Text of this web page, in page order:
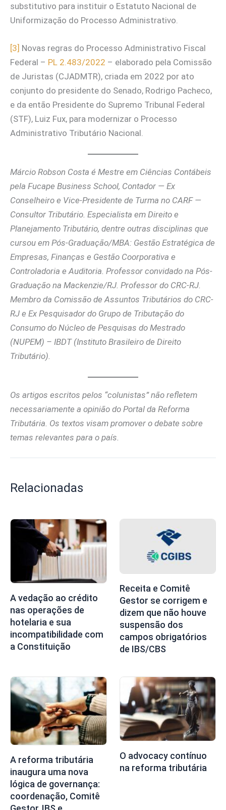
substitutivo para instituir o Estatuto Nacional de
Uniformização do Processo Administrativo.
[3] Novas regras do Processo Administrativo Fiscal
Federal – PL 2.483/2022 – elaborado pela Comissão
de Juristas (CJADMTR), criada em 2022 por ato
conjunto do presidente do Senado, Rodrigo Pacheco,
e da então Presidente do Supremo Tribunal Federal
(STF), Luiz Fux, para modernizar o Processo
Administrativo Tributário Nacional.
Márcio Robson Costa é Mestre em Ciências Contábeis
pela Fucape Business School, Contador — Ex
Conselheiro e Vice-Presidente de Turma no CARF —
Consultor Tributário. Especialista em Direito e
Planejamento Tributário, dentre outras disciplinas que
cursou em Pós-Graduação/MBA: Gestão Estratégica de
Empresas, Finanças e Gestão Coorporativa e
Controladoria e Auditoria. Professor convidado na Pós-
Graduação na Mackenzie/RJ. Professor do CRC-RJ.
Membro da Comissão de Assuntos Tributários do CRC-
RJ e Ex Pesquisador do Grupo de Tributação do
Consumo do Núcleo de Pesquisas do Mestrado
(NUPEM) – IBDT (Instituto Brasileiro de Direito
Tributário).
Os artigos escritos pelos “colunistas” não refletem
necessariamente a opinião do Portal da Reforma
Tributária. Os textos visam promover o debate sobre
temas relevantes para o país.
Relacionadas
A vedação ao crédito
nas operações de
hotelaria e sua
incompatibilidade com
a Constituição
Receita e Comitê
Gestor se corrigem e
dizem que não houve
suspensão dos
campos obrigatórios
de IBS/CBS
A reforma tributária
inaugura uma nova
lógica de governança:
coordenação, Comitê
O advocacy contínuo
na reforma tributária